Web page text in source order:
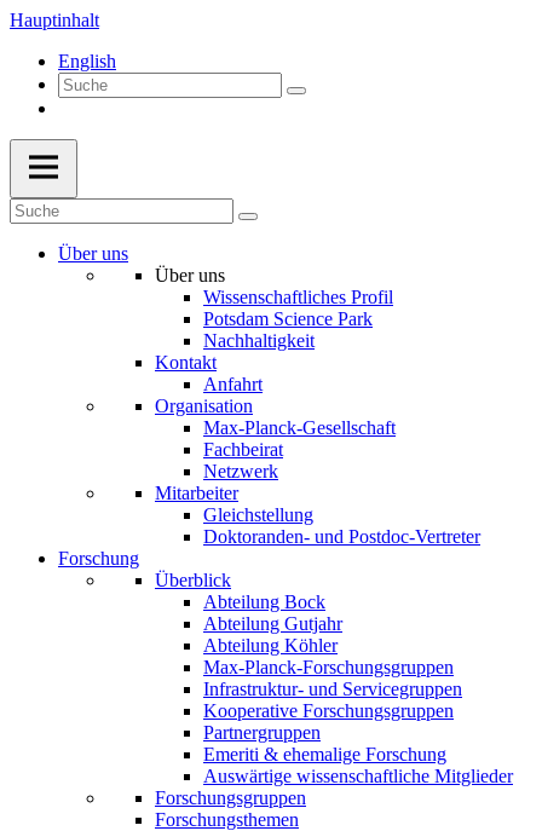
Hauptinhalt
English
Über uns
Über uns
Wissenschaftliches Profil
Potsdam Science Park
Nachhaltigkeit
Kontakt
Anfahrt
Organisation
Max-Planck-Gesellschaft
Fachbeirat
Netzwerk
Mitarbeiter
Gleichstellung
Doktoranden- und Postdoc-Vertreter
Forschung
Überblick
Abteilung Bock
Abteilung Gutjahr
Abteilung Köhler
Max-Planck-Forschungsgruppen
Infrastruktur- und Servicegruppen
Kooperative Forschungsgruppen
Partnergruppen
Emeriti & ehemalige Forschung
Auswärtige wissenschaftliche Mitglieder
Forschungsgruppen
Forschungsthemen